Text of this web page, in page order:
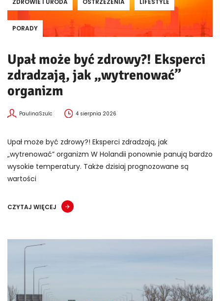
ZDROWIE I URODA OSTRZEŻENIA LIFESTYLE
PORADY
Upał może być zdrowy?! Eksperci
zdradzają, jak „wytrenować”
organizm
PaulinaSzulc 4 sierpnia 2026
Upał może być zdrowy?! Eksperci zdradzają, jak
„wytrenować” organizm W Holandii ponownie panują bardzo
wysokie temperatury. Także dzisiaj prognozowane są
wartości
CZYTAJ WIĘCEJ